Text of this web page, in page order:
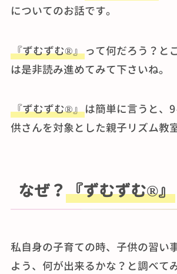
についてのお話です。
『ずむずむ®』って何だろう？と
は是非読み進めてみて下さいね。
『ずむずむ®』は簡単に言うと、
供さんを対象とした親子リズム教
なぜ？『ずむずむ®』
私自身の子育ての時、子供の習い
よう、何が出来るかな？と調べて